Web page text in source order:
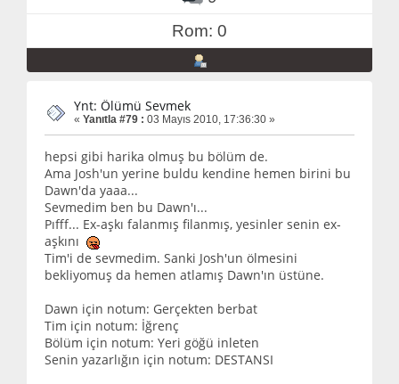
Rom: 0
Ynt: Ölümü Sevmek
« Yanıtla #79 : 03 Mayıs 2010, 17:36:30 »
hepsi gibi harika olmuş bu bölüm de.
Ama Josh'un yerine buldu kendine hemen birini bu
Dawn'da yaaa...
Sevmedim ben bu Dawn'ı...
Pıfff... Ex-aşkı falanmış filanmış, yesinler senin ex-
aşkını
Tim'i de sevmedim. Sanki Josh'un ölmesini
bekliyomuş da hemen atlamış Dawn'ın üstüne.
Dawn için notum: Gerçekten berbat
Tim için notum: İğrenç
Bölüm için notum: Yeri göğü inleten
Senin yazarlığın için notum: DESTANSI